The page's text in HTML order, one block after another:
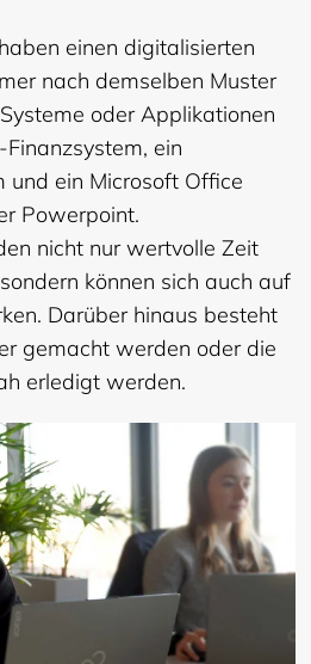
einen digitalisierten
nach demselben Muster
oder Applikationen
ein
ein Microsoft Office
Powerpoint.
nicht nur wertvolle Zeit
können sich auch auf
Darüber hinaus besteht
gemacht werden oder die
erledigt werden.